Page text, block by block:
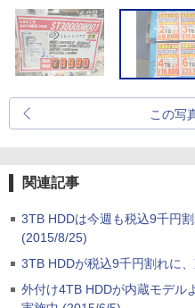
この写
関連記事
3TB HDDは今週も税込9千円
(2015/8/25)
3TB HDDが税込9千円割れに
外付け4TB HDDが内蔵モデル